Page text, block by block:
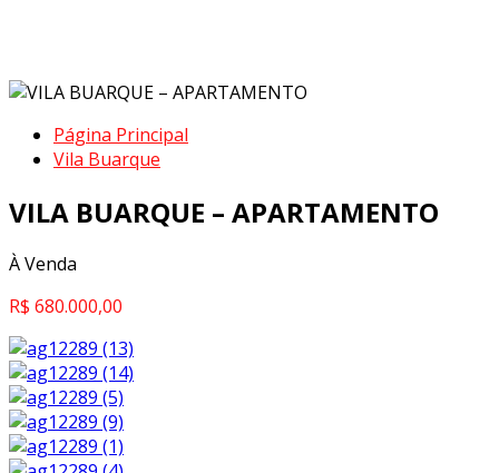
Página Principal
Vila Buarque
VILA BUARQUE – APARTAMENTO
À Venda
R$ 680.000,00